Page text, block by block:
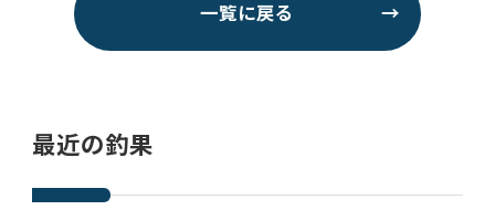
一覧に戻る →
最近の釣果